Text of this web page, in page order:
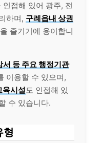
인접해 있어 광주, 전
하며, 구례읍내 상권
즐기기에 용이합니
등 주요 행정기관
이용할 수 있으며,
육시설도 인접해 있
수 있습니다.
형